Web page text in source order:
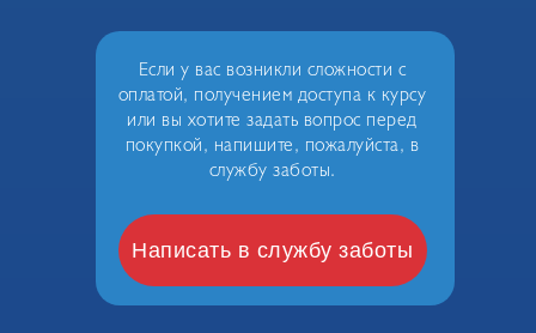
Написать в службу заботы
Если у вас возникли сложности с
оплатой, получением доступа к курсу
или вы хотите задать вопрос перед
покупкой, напишите, пожалуйста, в
службу заботы.